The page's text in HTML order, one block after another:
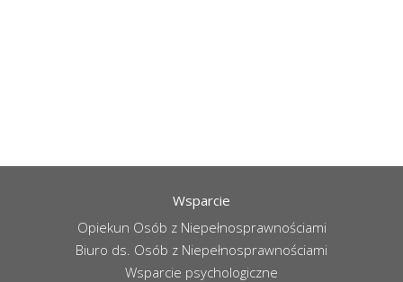
Wsparcie
Opiekun Osób z Niepełnosprawnościami
Biuro ds. Osób z Niepełnosprawnościami
Wsparcie psychologiczne